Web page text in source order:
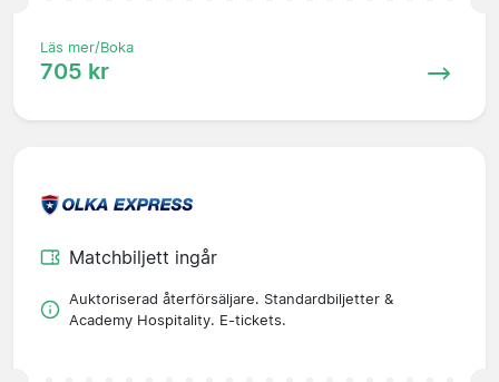
Läs mer/Boka
705 kr
Matchbiljett ingår
Auktoriserad återförsäljare. Standardbiljetter &
Academy Hospitality. E-tickets.